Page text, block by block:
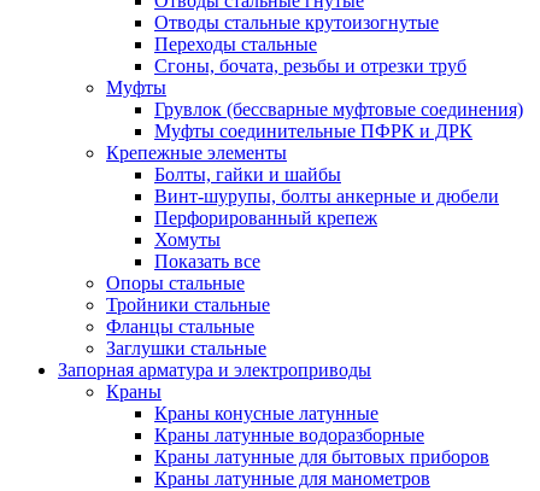
Отводы стальные крутоизогнутые
Переходы стальные
Сгоны, бочата, резьбы и отрезки труб
Муфты
Грувлок (бессварные муфтовые соединения)
Муфты соединительные ПФРК и ДРК
Крепежные элементы
Болты, гайки и шайбы
Винт-шурупы, болты анкерные и дюбели
Перфорированный крепеж
Хомуты
Показать все
Опоры стальные
Тройники стальные
Фланцы стальные
Заглушки стальные
Запорная арматура и электроприводы
Краны
Краны конусные латунные
Краны латунные водоразборные
Краны латунные для бытовых приборов
Краны латунные для манометров